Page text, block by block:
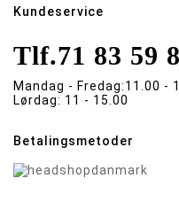
Kundeservice
Tlf.71 83 59
Mandag - Fredag:11.00 -
Lørdag: 11 - 15.00
Betalingsmetoder